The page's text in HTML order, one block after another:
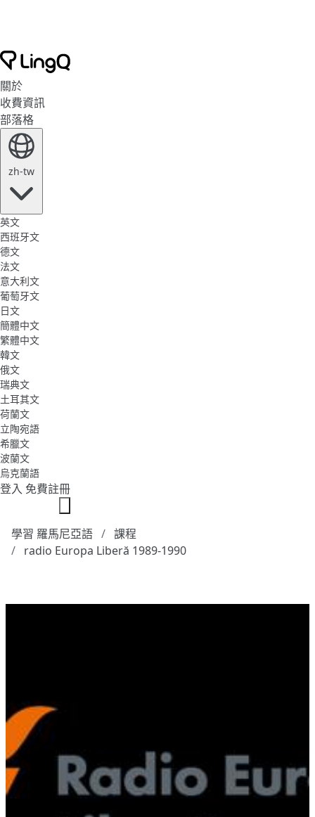
關於
收費資訊
部落格
zh-tw
英文
西班牙文
德文
法文
意大利文
葡萄牙文
日文
簡體中文
繁體中文
韓文
俄文
瑞典文
土耳其文
荷蘭文
立陶宛語
希臘文
波蘭文
烏克蘭語
登入 免費註冊
學習 羅馬尼亞語
課程
radio Europa Liberă 1989-1990